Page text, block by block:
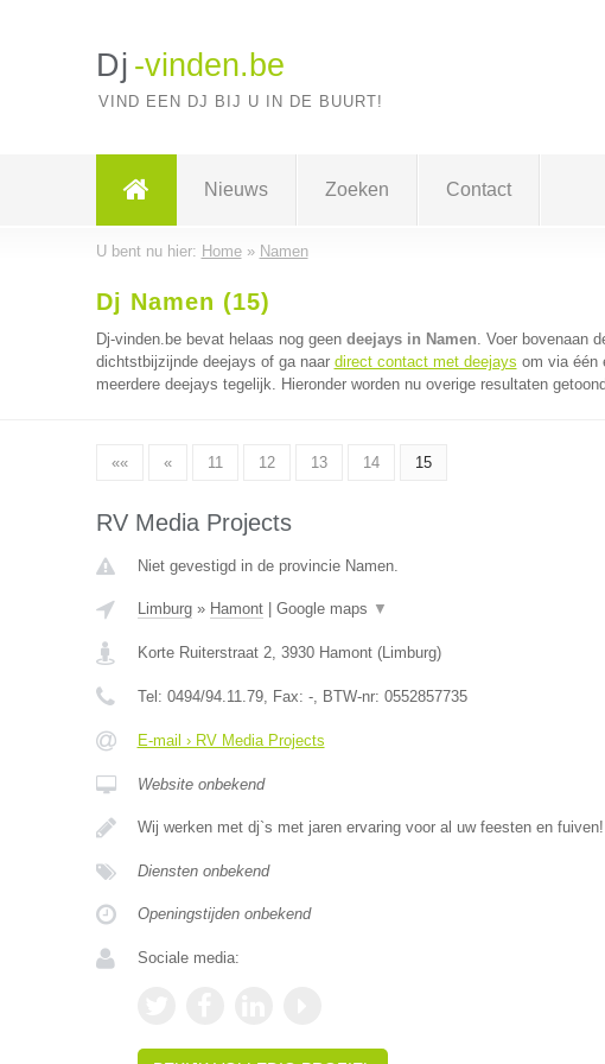
Dj -vinden.be
VIND EEN DJ BIJ U IN DE BUURT!
Nieuws Zoeken Contact
U bent nu hier: Home» Namen
Dj Namen (15)
Dj-vinden.be bevat helaas nog geen deejays in Namen. Voer bovenaan
dichtstbijzijnde deejays of ga naar direct contact met deejays om via één
meerdere deejays tegelijk. Hieronder worden nu overige resultaten
«« « 11 12 13 14 15
RV Media Projects
Niet gevestigd in de provincie Namen.
Limburg» Hamont| Google maps ▼
Korte Ruiterstraat 2, 3930 Hamont(Limburg)
Tel: 0494/94.11.79, Fax: -, BTW-nr: 0552857735
E-mail › RV Media Projects
Website onbekend
Wij werken met dj`s met jaren ervaring voor al uw feesten en fuiven!
Diensten onbekend
Openingstijden onbekend
Sociale media: